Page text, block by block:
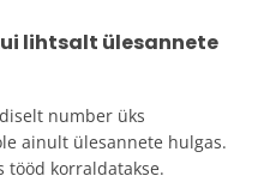
lihtsalt ülesannete
number üks
ainult ülesannete hulgas.
tööd korraldatakse.